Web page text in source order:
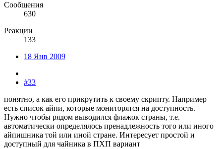
Сообщения
630
Реакции
133
18 Янв 2009
#33
понятно, а как его прикрутить к своему скрипту. Например
есть список айпи, которые мониторятся на доступность.
Нужно чтобы рядом выводился флажок страны, т.е.
автоматически определялось пренадлежность того или иного
айпишника той или иной стране. Интересует простой и
доступный для чайника в ПХП вариант